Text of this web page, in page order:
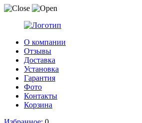
О компании
Отзывы
Доставка
Установка
Гарантия
Фото
Контакты
Корзина